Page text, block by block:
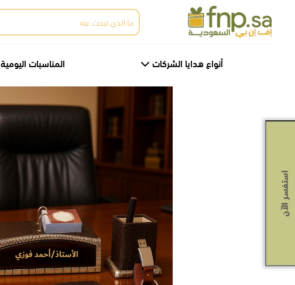
استفسر الآن
البحث
عن:
أنواع هدايا الشركات المناسبات اليومية